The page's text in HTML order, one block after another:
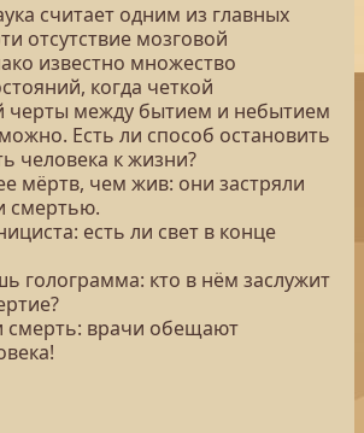
считает одним из главных
отсутствие мозговой
известно множество
когда четкой
черты между бытием и небытием
Есть ли способ остановить
человека к жизни?
мёртв, чем жив: они застряли
смертью.
есть ли свет в конце
голограмма: кто в нём заслужит
смерть: врачи обещают